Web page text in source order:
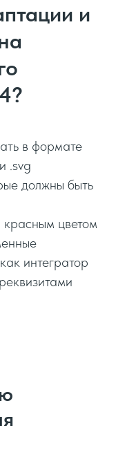
и
в формате
.svg
должны быть
цветом
интегратор